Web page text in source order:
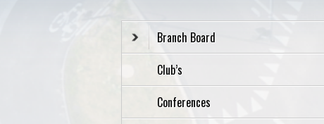
Branch Board
Club’s
Conferences